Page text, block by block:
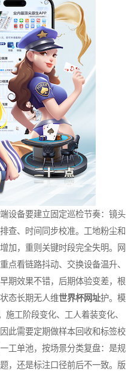
设备要建立固定巡检节奏：镜头
查、时间同步校准。工地粉尘和
加，重则关键时段完全失明。网
点看链路抖动、交换设备温升、
期效果不错，后期体验变差，根
态长期无人维世界杯网址护。模
施工阶段变化、工人着装变化、
此需要定期做样本回收和标签校
工单池，按场景分类复盘：是规
，还是标注口径前后不一致。版